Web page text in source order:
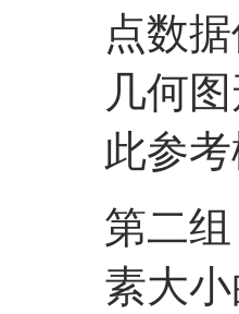
点数
几何
此参考
第二
素大